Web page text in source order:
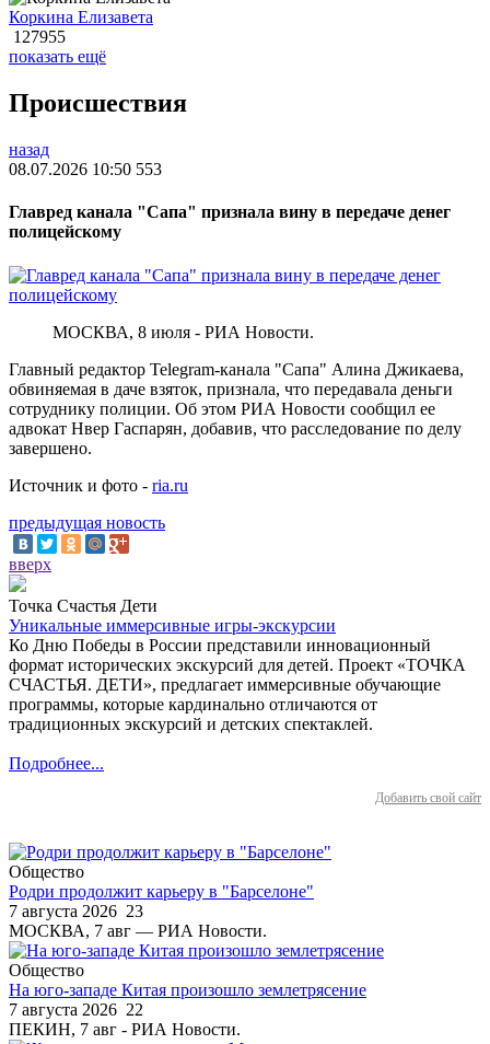
Коркина Елизавета
127955
показать ещё
Происшествия
назад
08.07.2026 10:50 553
Главред канала "Сапа" признала вину в передаче денег
полицейскому
МОСКВА, 8 июля - РИА Новости.
Главный редактор Telegram-канала "Сапа" Алина Джикаева,
обвиняемая в даче взяток, признала, что передавала деньги
сотруднику полиции. Об этом РИА Новости сообщил ее
адвокат Нвер Гаспарян, добавив, что расследование по делу
завершено.
Источник и фото - ria.ru
предыдущая новость
вверх
Точка Счастья Дети
Уникальные иммерсивные игры-экскурсии
Ко Дню Победы в России представили инновационный
формат исторических экскурсий для детей. Проект «ТОЧКА
СЧАСТЬЯ. ДЕТИ», предлагает иммерсивные обучающие
программы, которые кардинально отличаются от
традиционных экскурсий и детских спектаклей.
Подробнее...
Добавить свой сайт
Общество
Родри продолжит карьеру в "Барселоне"
7 августа 2026 23
МОСКВА, 7 авг — РИА Новости.
Общество
На юго-западе Китая произошло землетрясение
7 августа 2026 22
ПЕКИН, 7 авг - РИА Новости.